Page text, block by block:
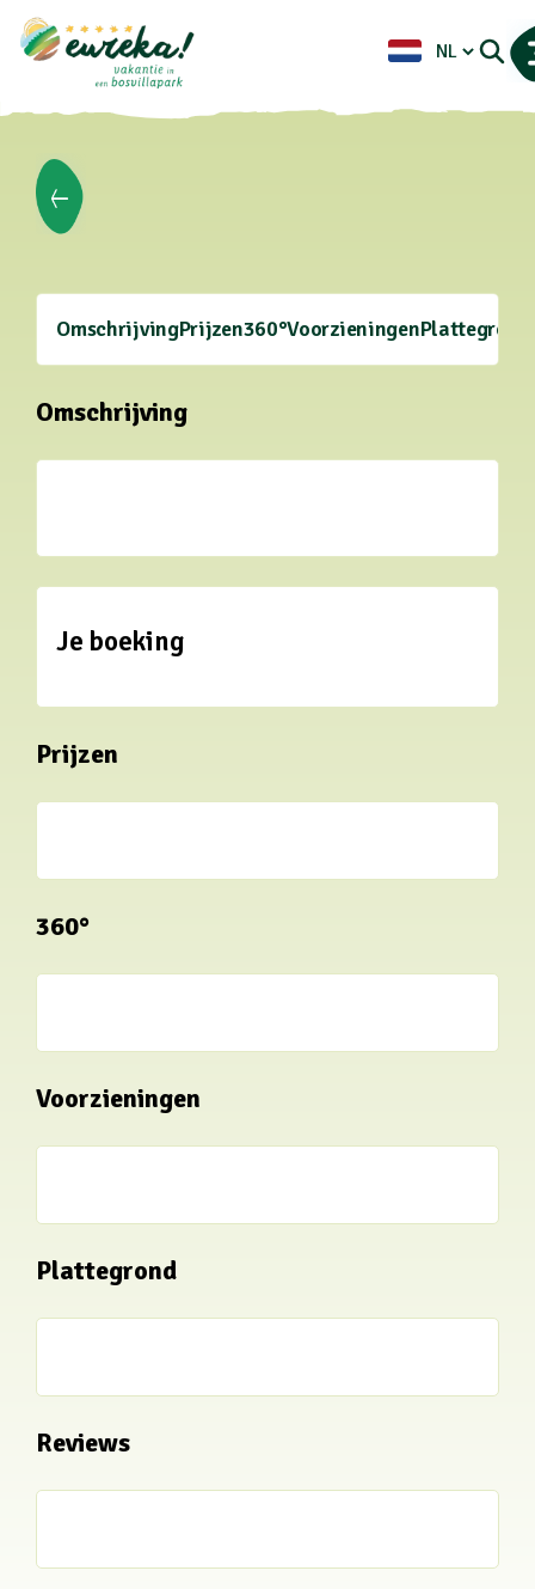
OmschrijvingPrijzen360°VoorzieningenPlattegrond
Omschrijving
Je boeking
Prijzen
360°
Voorzieningen
Plattegrond
Reviews